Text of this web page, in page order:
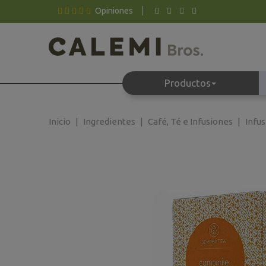
Opiniones
Productos
Inicio Ingredientes Café, Té e Infusiones